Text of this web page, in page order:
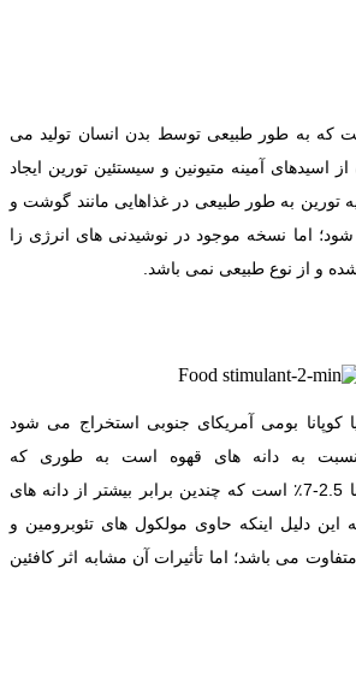
که به طور طبیعی توسط بدن انسان تولید می
اسیدهای آمینه متیونین و سیستئین تورین ایجاد
تورین به طور طبیعی در غذاهایی مانند گوشت و
اما نسخه موجود در نوشیدنی های انرژی زا
و از نوع طبیعی نمی باشد.
کوپانا بومی آمریکای جنوبی استخراج می شود
نسبت به دانه های قهوه است به طوری که
میزان کافئین میوه گوارانا 2.5-7٪ است که چندین برابر بیشتر از دانه های
این دلیل اینکه حاوی مولکول های تئوبرومین و
می باشد؛ اما تأثیرات آن مشابه اثر کافئین